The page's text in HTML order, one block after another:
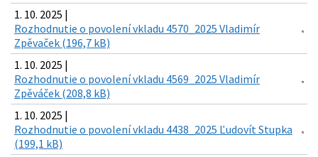
1. 10. 2025 |
Rozhodnutie o povolení vkladu 4570_2025 Vladimír
Zpěvaček (196,7 kB)
1. 10. 2025 |
Rozhodnutie o povolení vkladu 4569_2025 Vladimír
Zpěváček (208,8 kB)
1. 10. 2025 |
Rozhodnutie o povolení vkladu 4438_2025 Ľudovít Stupka
(199,1 kB)